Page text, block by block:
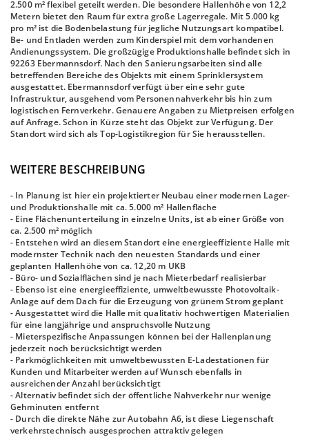
2.500 m² flexibel geteilt werden. Die besondere Hallenhöhe von 12,2
Metern bietet den Raum für extra große Lagerregale. Mit 5.000 kg
pro m² ist die Bodenbelastung für jegliche Nutzungsart kompatibel.
Be- und Entladen werden zum Kinderspiel mit dem vorhandenen
Andienungssystem. Die großzügige Produktionshalle befindet sich in
92263 Ebermannsdorf. Nach den Sanierungsarbeiten sind alle
betreffenden Bereiche des Objekts mit einem Sprinklersystem
ausgestattet. Ebermannsdorf verfügt über eine sehr gute
Infrastruktur, ausgehend vom Personennahverkehr bis hin zum
logistischen Fernverkehr. Genauere Angaben zu Mietpreisen erfolgen
auf Anfrage. Schon in Kürze steht das Objekt zur Verfügung. Der
Standort wird sich als Top-Logistikregion für Sie herausstellen.
WEITERE BESCHREIBUNG
- In Planung ist hier ein projektierter Neubau einer modernen Lager-
und Produktionshalle mit ca. 5.000 m² Hallenfläche
- Eine Flächenunterteilung in einzelne Units, ist ab einer Größe von
ca. 2.500 m² möglich
- Entstehen wird an diesem Standort eine energieeffiziente Halle mit
modernster Technik nach den neuesten Standards und einer
geplanten Hallenhöhe von ca. 12,20 m UKB
- Büro- und Sozialflächen sind je nach Mieterbedarf realisierbar
- Ebenso ist eine energieeffiziente, umweltbewusste Photovoltaik-
Anlage auf dem Dach für die Erzeugung von grünem Strom geplant
- Ausgestattet wird die Halle mit qualitativ hochwertigen Materialien
für eine langjährige und anspruchsvolle Nutzung
- Mieterspezifische Anpassungen können bei der Hallenplanung
jederzeit noch berücksichtigt werden
- Parkmöglichkeiten mit umweltbewussten E-Ladestationen für
Kunden und Mitarbeiter werden auf Wunsch ebenfalls in
ausreichender Anzahl berücksichtigt
- Alternativ befindet sich der öffentliche Nahverkehr nur wenige
Gehminuten entfernt
- Durch die direkte Nähe zur Autobahn A6, ist diese Liegenschaft
verkehrstechnisch ausgesprochen attraktiv gelegen